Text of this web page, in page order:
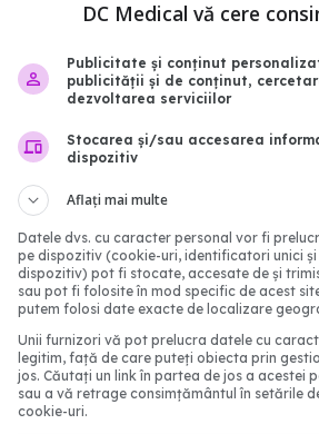
foarte multe forme și
fi un semnal al anxietății
format de viteza cu care
așadar, să verificăm în
fi semn de anxietate.
sună, ne poate arăta un
teama care se naște pe
așteptăm de la cineva. Sau
că pare că a trecut prea
DC Medical vă cere
Publicitate și conținut
publicității și de conținut,
dezvoltarea serviciilor
Stocarea și/sau accesarea
dispozitiv
Aflați mai multe
Datele dvs. cu caracter personal vor fi
pe dispozitiv (cookie-uri, identificatori unici
dispozitiv) pot fi stocate, accesate de și
sau pot fi folosite în mod specific de acest
putem folosi date exacte de localizare
Unii furnizori vă pot prelucra datele cu
legitim, față de care puteți obiecta prin
jos. Căutați un link în partea de jos a acestei
sau a vă retrage consimțământul în setările
cookie-uri.